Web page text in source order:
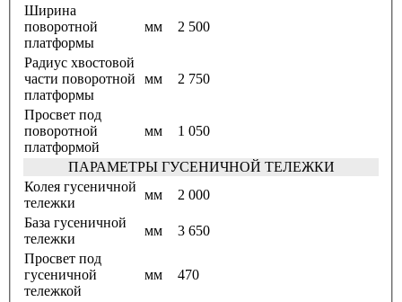
Ширина
поворотной
платформы
мм 2 500
Радиус хвостовой
части поворотной
платформы
мм 2 750
Просвет под
поворотной
платформой
мм 1 050
ПАРАМЕТРЫ ГУСЕНИЧНОЙ ТЕЛЕЖКИ
Колея гусеничной
тележки
мм
2 000
База гусеничной
тележки
мм
3 650
Просвет под
гусеничной
тележкой
мм 470